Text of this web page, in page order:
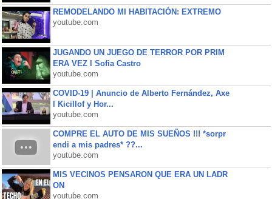
REMODELANDO MI HABITACIÓN: EXTREMO
youtube.com
JUGANDO UN JUEGO DE TERROR POR PRIM
ERA VEZ l Sofia Castro
youtube.com
COVID-19 | Anuncio de Alberto Fernández, Axe
l Kicillof y Hor...
youtube.com
COMPRE EL AUTO DE MIS SUEÑOS !!! *sorpr
endi a mis padres* ??...
youtube.com
MIS VECINOS PENSARON QUE ERA UN LADR
ON
youtube.com